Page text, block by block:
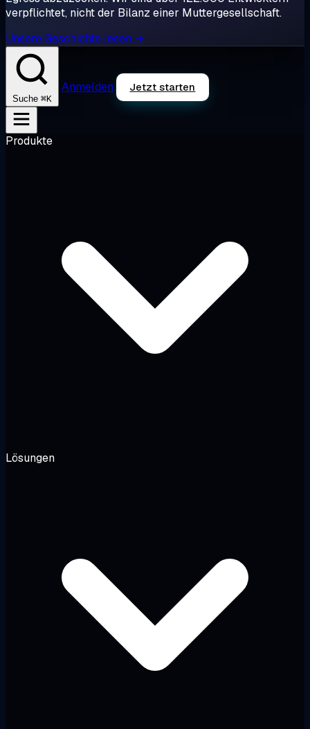
verpflichtet, nicht der Bilanz einer Muttergesellschaft.
Unsere Geschichte lesen →
Suche ⌘K
Anmelden Jetzt starten
Produkte
Lösungen